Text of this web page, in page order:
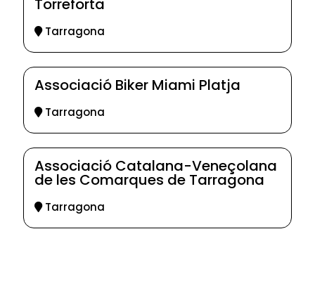
Torreforta
Tarragona
Associació Biker Miami Platja
Tarragona
Associació Catalana-Veneçolana
de les Comarques de Tarragona
Tarragona